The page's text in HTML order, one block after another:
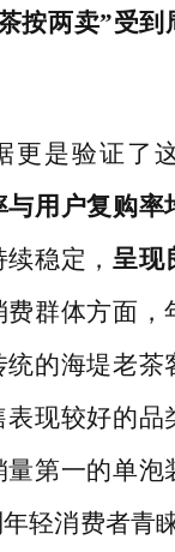
按两卖”受到
更是验证了
与用户复购
稳定， 呈现
费群体方面，
的海堤老茶
现较好的品
第一的单泡
轻消费者青